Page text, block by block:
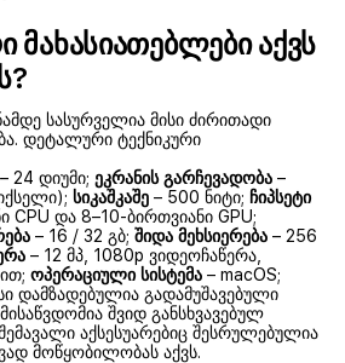
მახასიათებლები აქვს
სასურველია მისი ძირითადი
დეტალური ტექნიკური
– 24 დიუმი; ეკრანის გარჩევადობა –
სიკაშკაშე – 500 ნიტი; ჩიპსეტი
CPU და 8–10-ბირთვიანი GPU;
– 16 / 32 გბ; შიდა მეხსიერება – 256
– 12 მპ, 1080p ვიდეოჩაწერა,
ოპერაციული სისტემა – macOS;
დამზადებულია გადამუშავებული
შვიდ განსხვავებულ
აქსესუარებიც შესრულებულია
მოწყობილობას აქვს.